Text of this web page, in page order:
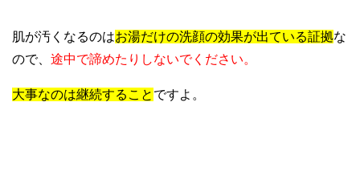
肌が汚くなるのはお湯だけの洗顔の効果が出ている証拠な
ので、 途中で諦めたりしないでください。
大事なのは継続すること ですよ。